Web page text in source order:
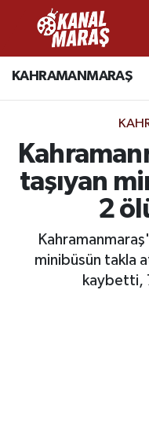
KAHRAMANMARAŞ
taşıyan
2
minibüsün takla
kaybetti,
CANLI YAYIN
SPOR
EKONOMİ
Kahramanmaraş
Kahramanmaraş
Süper Lig Puan
Tüm Manşetler